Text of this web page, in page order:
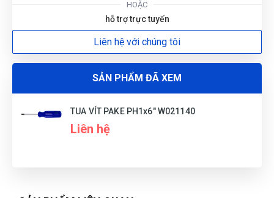
HOẶC
hỗ trợ trực tuyến
Liên hệ với chúng tôi
SẢN PHẨM ĐÃ XEM
TUA VÍT PAKE PH1x6" W021140
Liên hệ